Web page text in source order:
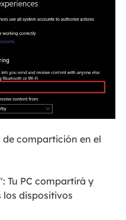
compartición en el
Tu PC compartirá y
dispositivos